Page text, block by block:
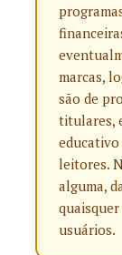
marcas,
são de
titulares,
leitores.
alguma,
usuários.